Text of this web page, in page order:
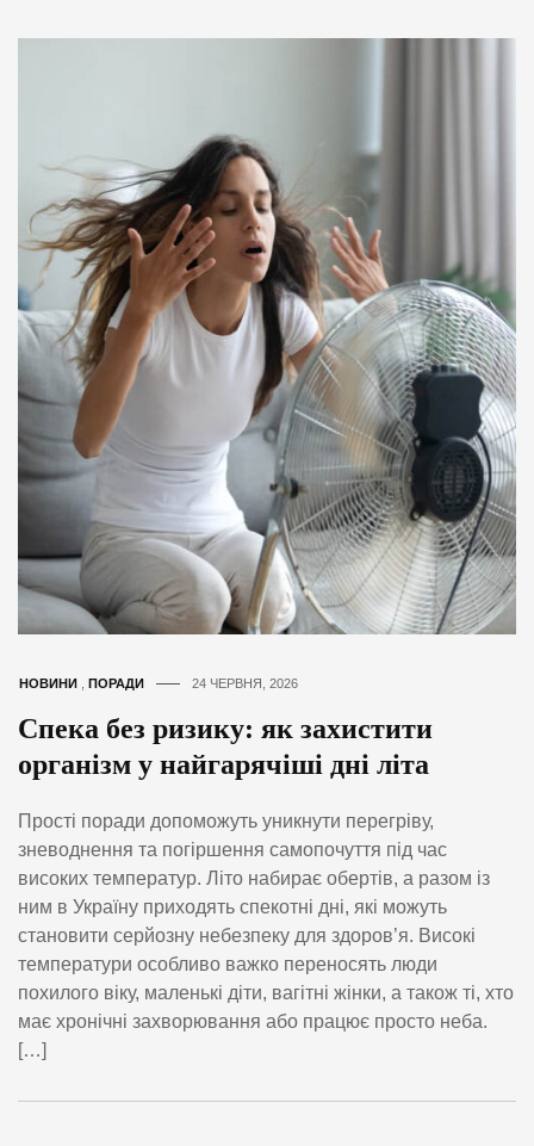
НОВИНИ ПОРАДИ 24 ЧЕРВНЯ, 2026
Спека без ризику: як захистити
організм у найгарячіші дні літа
Прості поради допоможуть уникнути перегріву,
зневоднення та погіршення самопочуття під час
високих температур. Літо набирає обертів, а разом із
ним в Україну приходять спекотні дні, які можуть
становити серйозну небезпеку для здоров’я. Високі
температури особливо важко переносять люди
похилого віку, маленькі діти, вагітні жінки, а також ті, хто
має хронічні захворювання або працює просто неба.
[…]